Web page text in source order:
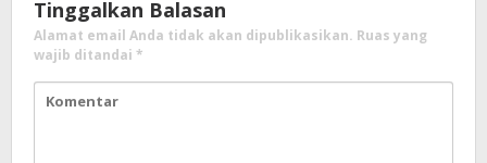
Tinggalkan Balasan
Alamat email Anda tidak akan dipublikasikan. Ruas yang
wajib ditandai *